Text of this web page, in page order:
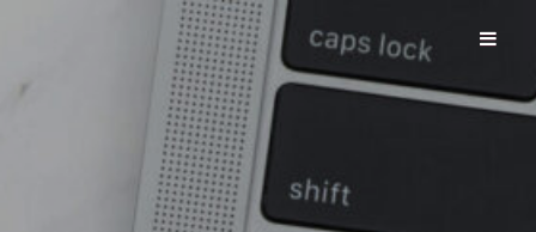
HeNa Computers